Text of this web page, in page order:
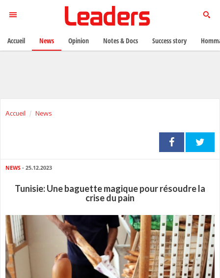
Accueil News
NEWS - 25.12.2023
Tunisie: Une baguette magique pour résoudre la
crise du pain
Accueil News Opinion Notes & Docs Success story